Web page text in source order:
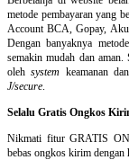
metode pembayaran yang
Account BCA, Gopay,
Dengan banyaknya
semakin mudah dan
olehsystem keamanan dan
J/secure.
Selalu Gratis Ongkos
Nikmati fitur GRATIS
bebas ongkos kirim dengan